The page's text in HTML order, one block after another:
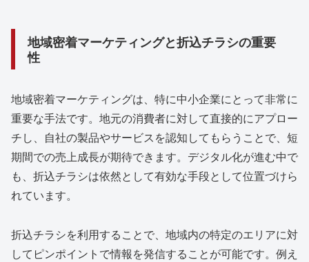
地域密着マーケティングと折込チラシの重要
性
地域密着マーケティングは、特に中小企業にとって非常に
重要な手法です。地元の消費者に対して直接的にアプロー
チし、自社の製品やサービスを認知してもらうことで、短
期間での売上成長が期待できます。デジタル化が進む中で
も、折込チラシは依然として有効な手段として位置づけら
れています。
折込チラシを利用することで、地域内の特定のエリアに対
してピンポイントで情報を発信することが可能です。例え